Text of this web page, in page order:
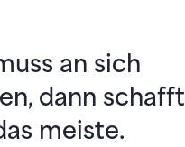
an sich
dann schafft
meiste.